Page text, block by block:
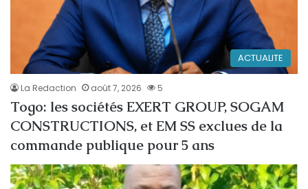
ACTUALITE
La Redaction août 7, 2026 5
Togo: les sociétés EXERT GROUP, SOGAM
CONSTRUCTIONS, et EM SS exclues de la
commande publique pour 5 ans